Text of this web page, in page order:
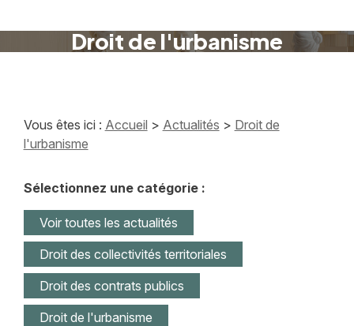
Droit de l'urbanisme
Vous êtes ici : Accueil > Actualités > Droit de
l'urbanisme
Sélectionnez une catégorie :
Voir toutes les actualités
Droit des collectivités territoriales
Droit des contrats publics
Droit de l'urbanisme